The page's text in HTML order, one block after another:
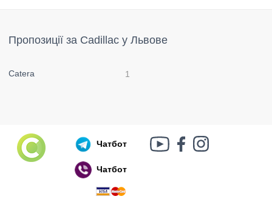
Російський воєнний корабель, іди нах..й!
Пропозиції за Cadillac у Львове
Catera 1
Чатбот
Чатбот